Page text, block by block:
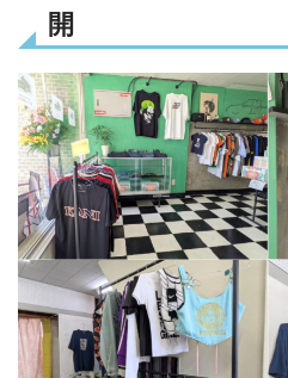
開